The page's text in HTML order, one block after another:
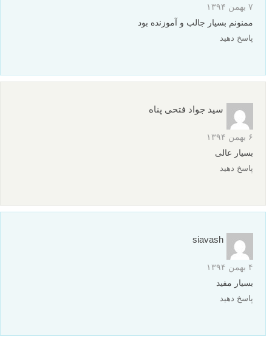
۷ بهمن ۱۳۹۴
ممنونم بسیار جالب و آموزنده بود
پاسخ دهید
سید جواد فتحی پناه
۶ بهمن ۱۳۹۴
بسیار عالی
پاسخ دهید
siavash
۴ بهمن ۱۳۹۴
بسیار مفید
پاسخ دهید